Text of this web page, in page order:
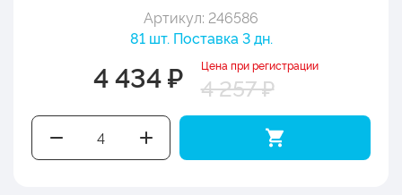
Артикул: 246586
81 шт. Поставка 3 дн.
4 434 ₽ Цена при регистрации
4 257 ₽